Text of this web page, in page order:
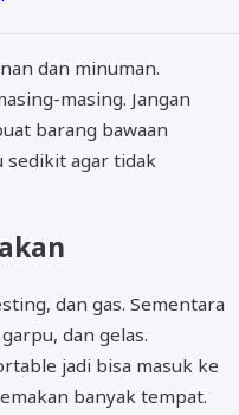
dan minuman.
masing. Jangan
barang bawaan
sedikit agar tidak
dan gas. Sementara
dan gelas.
jadi bisa masuk ke
banyak tempat.